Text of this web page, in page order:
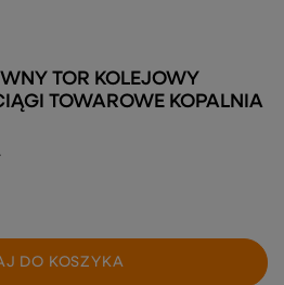
DO KOSZYKA
TOR KOLEJOWY
TOWAROWE KOPALNIA